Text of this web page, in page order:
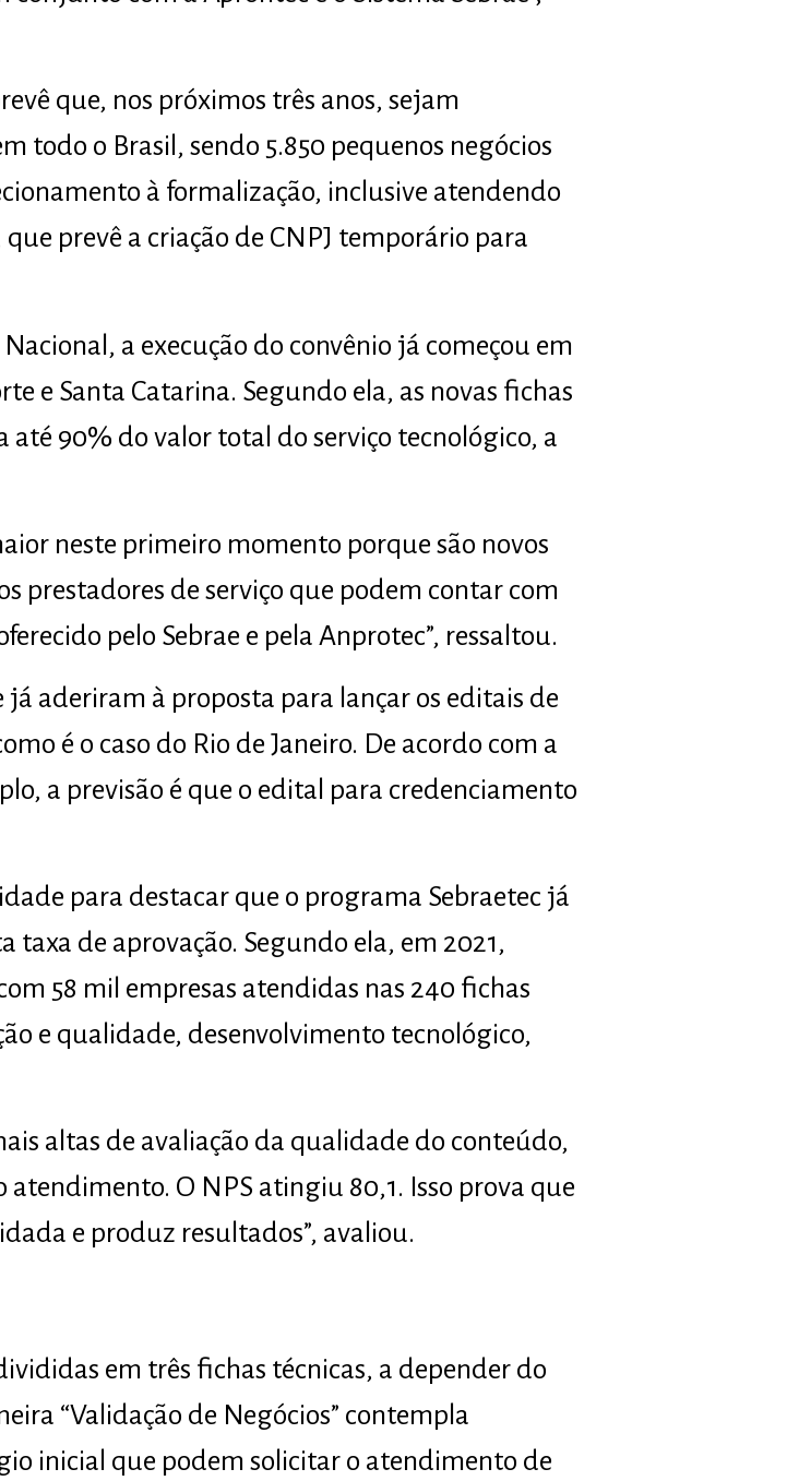
que, nos próximos três anos, sejam
todo o Brasil, sendo 5.850 pequenos negócios
à formalização, inclusive atendendo
prevê a criação de CNPJ temporário para
a execução do convênio já começou em
e Santa Catarina. Segundo ela, as novas fichas
90% do valor total do serviço tecnológico, a
neste primeiro momento porque são novos
prestadores de serviço que podem contar com
pelo Sebrae e pela Anprotec”, ressaltou.
aderiram à proposta para lançar os editais de
é o caso do Rio de Janeiro. De acordo com a
a previsão é que o edital para credenciamento
para destacar que o programa Sebraetec já
taxa de aprovação. Segundo ela, em 2021,
58 mil empresas atendidas nas 240 fichas
e qualidade, desenvolvimento tecnológico,
altas de avaliação da qualidade do conteúdo,
O NPS atingiu 80,1. Isso prova que
e produz resultados”, avaliou.
em três fichas técnicas, a depender do
“Validação de Negócios” contempla
inicial que podem solicitar o atendimento de